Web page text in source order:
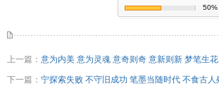
50%
上一篇： 意为内美 意为灵魂 意奇则奇 意新则新 梦笔生花
下一篇： 宁探索失败 不守旧成功 笔墨当随时代 不食古人